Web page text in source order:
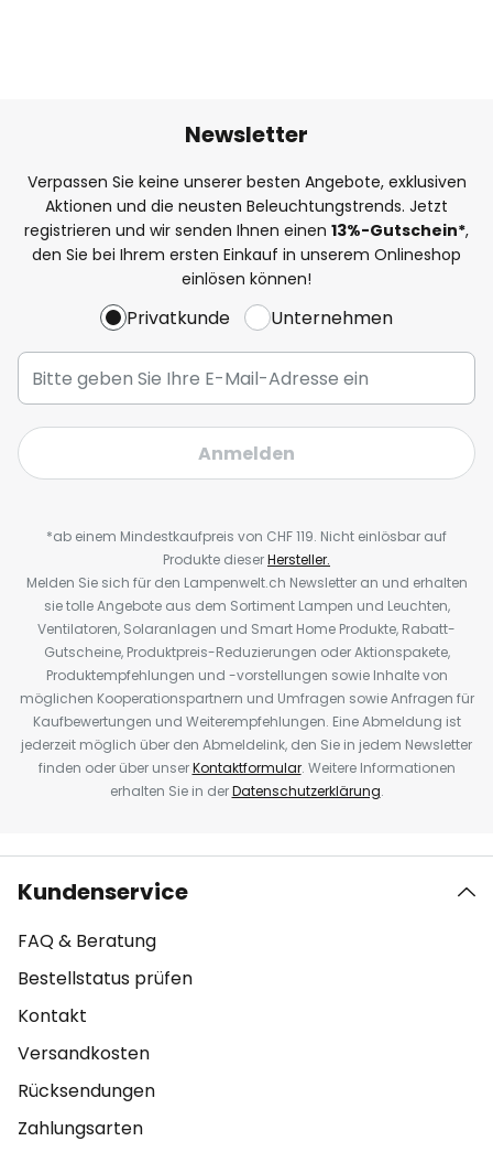
Newsletter
Verpassen Sie keine unserer besten Angebote, exklusiven
Aktionen und die neusten Beleuchtungstrends. Jetzt
registrieren und wir senden Ihnen einen 13%-Gutschein*,
den Sie bei Ihrem ersten Einkauf in unserem Onlineshop
einlösen können!
Privatkunde Unternehmen
Anmelden
*ab einem Mindestkaufpreis von CHF 119. Nicht einlösbar auf
Produkte dieserHersteller.
Melden Sie sich für den Lampenwelt.ch Newsletter an und erhalten
sie tolle Angebote aus dem Sortiment Lampen und Leuchten,
Ventilatoren, Solaranlagen und Smart Home Produkte, Rabatt-
Gutscheine, Produktpreis-Reduzierungen oder Aktionspakete,
Produktempfehlungen und -vorstellungen sowie Inhalte von
möglichen Kooperationspartnern und Umfragen sowie Anfragen für
Kaufbewertungen und Weiterempfehlungen. Eine Abmeldung ist
jederzeit möglich über den Abmeldelink, den Sie in jedem Newsletter
finden oder über unserKontaktformular. Weitere Informationen
erhalten Sie in derDatenschutzerklärung.
Kundenservice
FAQ & Beratung
Bestellstatus prüfen
Kontakt
Versandkosten
Rücksendungen
Zahlungsarten